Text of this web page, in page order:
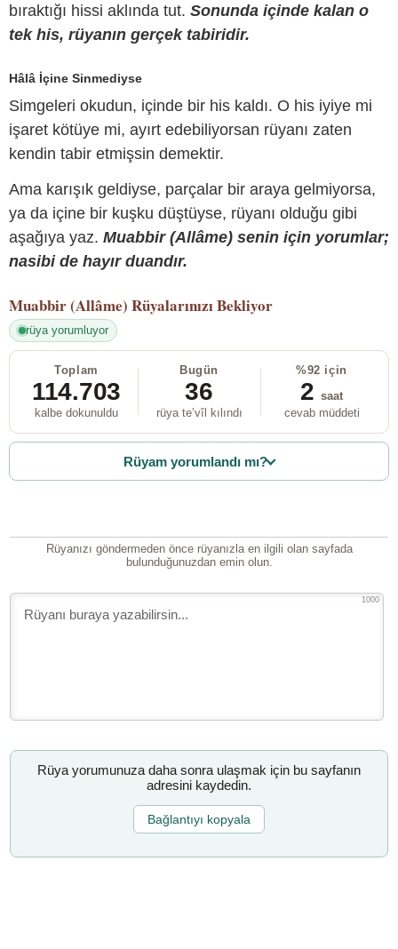
bıraktığı hissi aklında tut. Sonunda içinde kalan o
tek his, rüyanın gerçek tabiridir.
Hâlâ İçine Sinmediyse
Simgeleri okudun, içinde bir his kaldı. O his iyiye mi
işaret kötüye mi, ayırt edebiliyorsan rüyanı zaten
kendin tabir etmişsin demektir.
Ama karışık geldiyse, parçalar bir araya gelmiyorsa,
ya da içine bir kuşku düştüyse, rüyanı olduğu gibi
aşağıya yaz. Muabbir (Allâme) senin için yorumlar;
nasibi de hayır duandır.
Muabbir (Allâme) Rüyalarınızı Bekliyor
rüya yorumluyor
Toplam
114.703
kalbe dokunuldu
Bugün
36
rüya te’vîl kılındı
%92 için
2 saat
cevab müddeti
Rüyam yorumlandı mı?
Rüyanızı göndermeden önce rüyanızla en ilgili olan sayfada
bulunduğunuzdan emin olun.
1000
Rüya yorumunuza daha sonra ulaşmak için bu sayfanın
adresini kaydedin.
Bağlantıyı kopyala